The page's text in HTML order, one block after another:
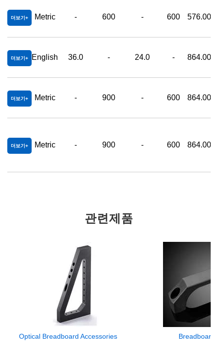
더보기 Metric - 600 - 600 576.00
더보기 English 36.0 - 24.0 - 864.00
더보기 Metric - 900 - 600 864.00
더보기 Metric - 900 - 600 864.00
관련제품
Optical Breadboard Accessories Breadboard